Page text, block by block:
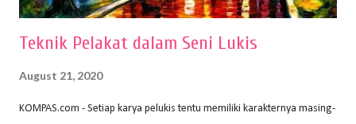
Teknik Pelakat dalam Seni Lukis
August 21, 2020
KOMPAS.com - Setiap karya pelukis tentu memiliki karakternya masing-